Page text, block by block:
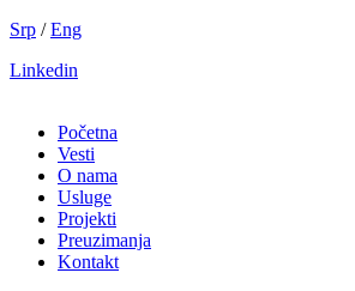
Скочите
садржај
Srp /Eng
Linkedin
Početna
Vesti
O nama
Usluge
Projekti
Preuzimanja
Kontakt